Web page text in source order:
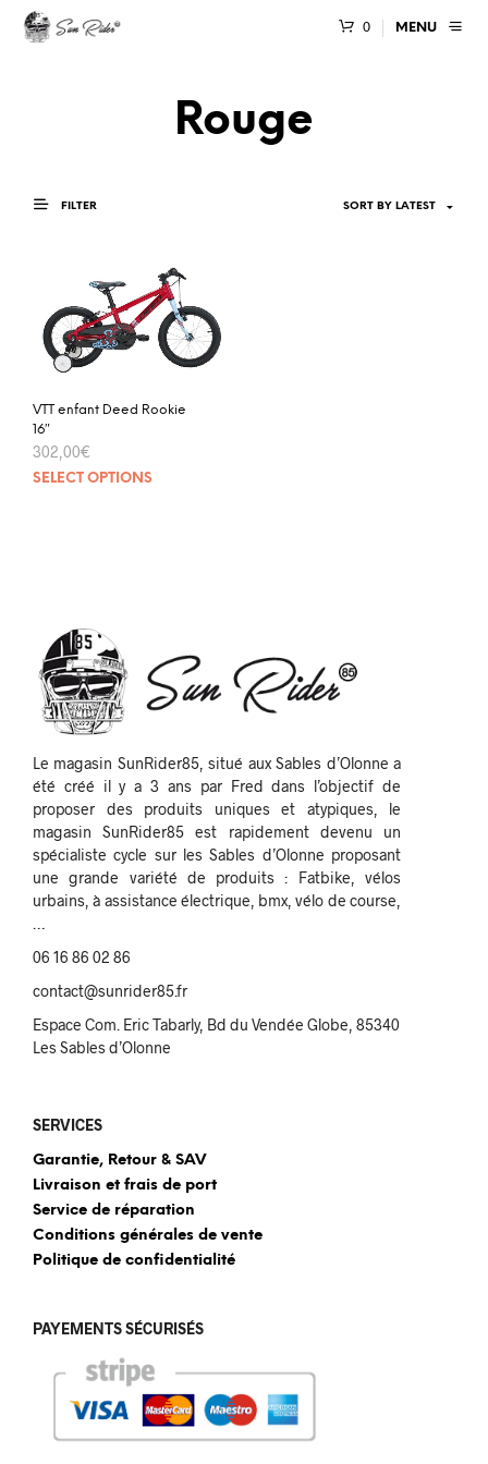
0 MENU
Rouge
FILTER
VTT enfant Deed Rookie
16″
302,00€
SELECT OPTIONS
Le magasin SunRider85, situé aux Sables d’Olonne a
été créé il y a 3 ans par Fred dans l’objectif de
proposer des produits uniques et atypiques, le
magasin SunRider85 est rapidement devenu un
spécialiste cycle sur les Sables d’Olonne proposant
une grande variété de produits : Fatbike, vélos
urbains, à assistance électrique, bmx, vélo de course,
…
06 16 86 02 86
contact@sunrider85.fr
Espace Com. Eric Tabarly, Bd du Vendée Globe, 85340
Les Sables d’Olonne
SERVICES
Garantie, Retour & SAV
Livraison et frais de port
Service de réparation
Conditions générales de vente
Politique de confidentialité
PAYEMENTS SÉCURISÉS